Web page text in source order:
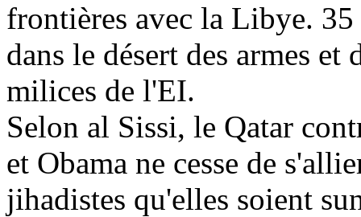
frontières avec la Libye.
dans le désert des armes
milices de l'EI.
Selon al Sissi, le Qatar
et Obama ne cesse de
jihadistes qu'elles soient